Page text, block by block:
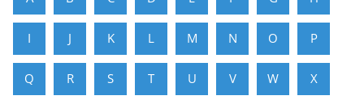
I J K L M N O P
Q R S T U V W X